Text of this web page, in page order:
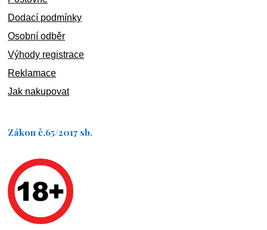
Dodací podmínky
Osobní odběr
Výhody registrace
Reklamace
Jak nakupovat
Zákon č.65/2017 sb.